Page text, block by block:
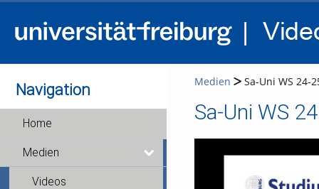
Navigation
Home
Medien
Videos
Medien Sa-Uni WS 24-
Sa-Uni WS